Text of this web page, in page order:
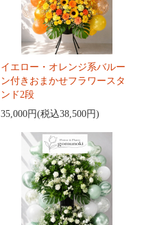
イエロー・オレンジ系バルー
ン付きおまかせフラワースタ
ンド2段
35,000円(税込38,500円)